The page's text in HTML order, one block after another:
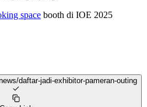
space booth di IOE 2025
daftar-jadi-exhibitor-pameran-outing